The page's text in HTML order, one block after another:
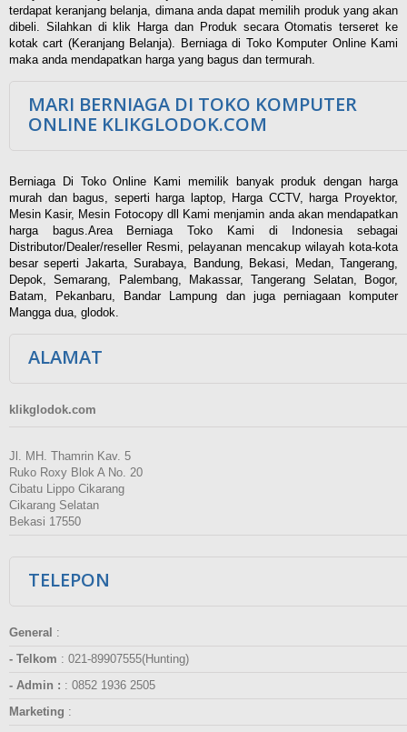
terdapat keranjang belanja, dimana anda dapat memilih produk yang akan
dibeli. Silahkan di klik Harga dan Produk secara Otomatis terseret ke
kotak cart (Keranjang Belanja). Berniaga di Toko Komputer Online Kami
maka anda mendapatkan harga yang bagus dan termurah.
MARI BERNIAGA DI TOKO KOMPUTER
ONLINE KLIKGLODOK.COM
Berniaga Di Toko Online Kami memilik banyak produk dengan harga
murah dan bagus, seperti harga laptop, Harga CCTV, harga Proyektor,
Mesin Kasir, Mesin Fotocopy dll Kami menjamin anda akan mendapatkan
harga bagus.Area Berniaga Toko Kami di Indonesia sebagai
Distributor/Dealer/reseller Resmi, pelayanan mencakup wilayah kota-kota
besar seperti Jakarta, Surabaya, Bandung, Bekasi, Medan, Tangerang,
Depok, Semarang, Palembang, Makassar, Tangerang Selatan, Bogor,
Batam, Pekanbaru, Bandar Lampung dan juga perniagaan komputer
Mangga dua, glodok.
ALAMAT
klikglodok.com
Jl. MH. Thamrin Kav. 5
Ruko Roxy Blok A No. 20
Cibatu Lippo Cikarang
Cikarang Selatan
Bekasi 17550
TELEPON
General :
- Telkom : 021-89907555(Hunting)
- Admin : : 0852 1936 2505
Marketing :